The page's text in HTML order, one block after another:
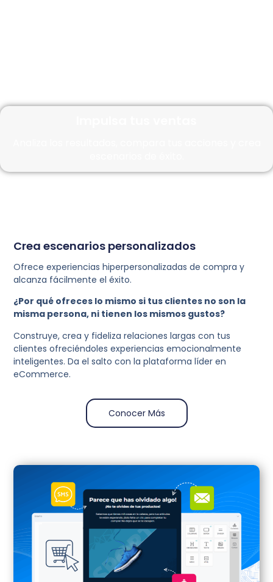
Crea escenarios personalizados
Ofrece experiencias hiperpersonalizadas de compra y
alcanza fácilmente el éxito.
¿Por qué ofreces lo mismo si tus clientes no son la
misma persona, ni tienen los mismos gustos?
Construye, crea y fideliza relaciones largas con tus
clientes ofreciéndoles experiencias emocionalmente
inteligentes. Da el salto con la plataforma líder en
eCommerce.
Conocer Más